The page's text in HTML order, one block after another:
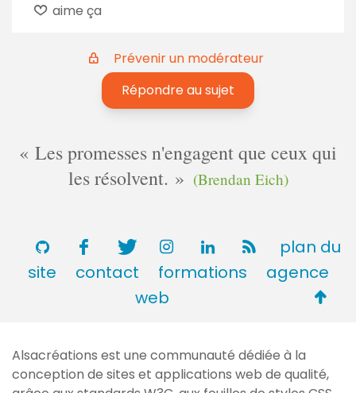
aime ça
Prévenir un modérateur
Répondre au sujet
Les promesses n'engagent que ceux qui
les résolvent.
(Brendan Eich)
plan du
site
contact formations
agence
web
de
Alsacréations est une communauté dédiée à la
conception de sites et applications web de qualité,